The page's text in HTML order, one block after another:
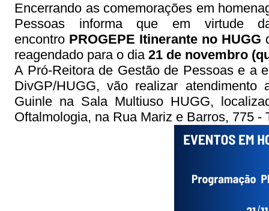
Encerrando as comemorações em
Pessoas informa que em virtude
encontro PROGEPE Itinerante no HUGG
reagendado para o dia21 de novembro
A Pró-Reitora de Gestão de Pessoas e a
DivGP/HUGG, vão realizar
Guinle na Sala Multiuso HUGG,
Oftalmologia, na Rua Mariz e Barros, 775 -